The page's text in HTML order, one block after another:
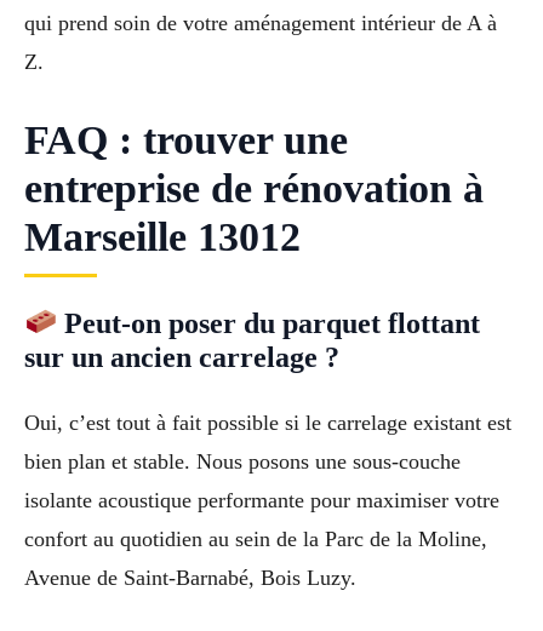
qui prend soin de votre aménagement intérieur de A à
Z.
FAQ : trouver une
entreprise de rénovation à
Marseille 13012
Peut-on poser du parquet flottant
sur un ancien carrelage ?
Oui, c’est tout à fait possible si le carrelage existant est
bien plan et stable. Nous posons une sous-couche
isolante acoustique performante pour maximiser votre
confort au quotidien au sein de la Parc de la Moline,
Avenue de Saint-Barnabé, Bois Luzy.